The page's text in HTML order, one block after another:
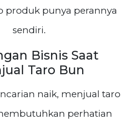
produk punya perannya
sendiri.
Bisnis Saat
Taro Bun
naik, menjual taro
perhatian